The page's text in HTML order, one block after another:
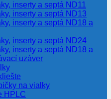
inserty a septá ND11
inserty a septá ND13
inserty a septá ND18 a
inserty a septá ND24
inserty a septá ND18 a
uzáver
na vialky
HPLC